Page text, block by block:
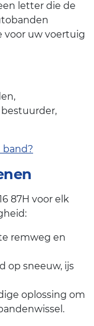
letter die de
voor uw voertuig
band?
87H voor elk
remweg en
op sneeuw, ijs
oplossing om